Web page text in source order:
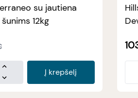
su jautiena
12kg
Į krepšelį